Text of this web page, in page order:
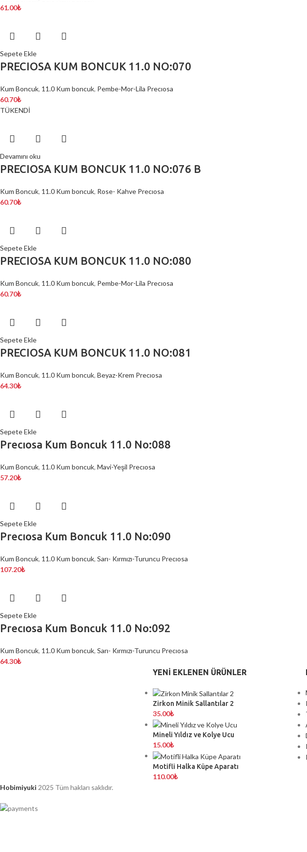
61.00₺
Sepete Ekle
PRECIOSA KUM BONCUK 11.0 NO:070
Kum Boncuk, 11.0 Kum boncuk, Pembe-Mor-Lila Precıosa
60.70₺
TÜKENDİ
Devamını oku
PRECIOSA KUM BONCUK 11.0 NO:076 B
Kum Boncuk, 11.0 Kum boncuk, Rose- Kahve Precıosa
60.70₺
Sepete Ekle
PRECIOSA KUM BONCUK 11.0 NO:080
Kum Boncuk, 11.0 Kum boncuk, Pembe-Mor-Lila Precıosa
60.70₺
Sepete Ekle
PRECIOSA KUM BONCUK 11.0 NO:081
Kum Boncuk, 11.0 Kum boncuk, Beyaz-Krem Precıosa
64.30₺
Sepete Ekle
Precıosa Kum Boncuk 11.0 No:088
Kum Boncuk, 11.0 Kum boncuk, Mavi-Yeşil Precıosa
57.20₺
Sepete Ekle
Precıosa Kum Boncuk 11.0 No:090
Kum Boncuk, 11.0 Kum boncuk, Sarı- Kırmızı-Turuncu Precıosa
107.20₺
Sepete Ekle
Precıosa Kum Boncuk 11.0 No:092
Kum Boncuk, 11.0 Kum boncuk, Sarı- Kırmızı-Turuncu Precıosa
64.30₺
YENI EKLENEN ÜRÜNLER
Zirkon Minik Sallantılar 2
35.00₺
Mineli Yıldız ve Kolye Ucu
15.00₺
Motifli Halka Küpe Aparatı
110.00₺
Hobimiyuki 2025 Tüm hakları saklıdır.